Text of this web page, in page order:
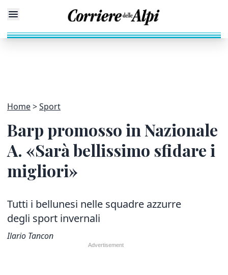
Home Sport
Barp promosso in Nazionale
A. «Sarà bellissimo sfidare i
migliori»
Tutti i bellunesi nelle squadre azzurre
degli sport invernali
Ilario Tancon